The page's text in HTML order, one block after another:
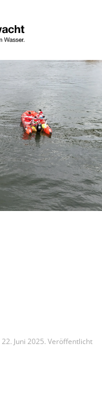
22. Juni 2025. Veröffentlicht